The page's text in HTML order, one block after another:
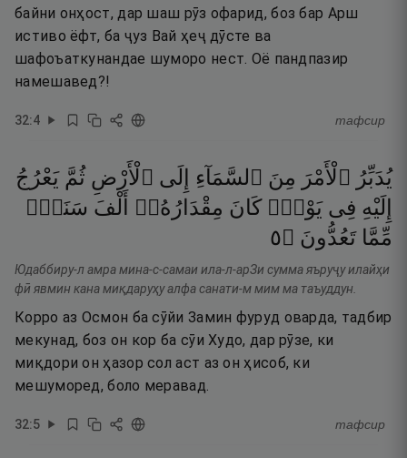
байни онҳост, дар шаш рӯз офарид, боз бар Арш
истиво ёфт, ба ҷуз Вай ҳеҷ дӯсте ва
шафоъаткунандае шуморо нест. Оё пандпазир
намешавед?!
32:4 тафсир
يُدَبِّرُ ٱلْأَمْرَ مِنَ ٱلسَّمَآءِ إِلَى ٱلْأَرْضِ ثُمَّ يَعْرُجُ
إِلَيْهِ فِى يَوْمٍۢ كَانَ مِقْدَارُهُۥٓ أَلْفَ سَنَةٍۢ
مِّمَّا تَعُدُّونَ ۝٥
Юдаббиру-л амра мина-с-самаи ила-л-арЗи сумма яъруҷу илайҳи
фӣ явмин кана миқдаруҳу алфа санати-м мим ма таъуддун.
Корро аз Осмон ба сӯйи Замин фуруд оварда, тадбир
мекунад, боз он кор ба сӯи Худо, дар рӯзе, ки
миқдори он ҳазор сол аст аз он ҳисоб, ки
мешуморед, боло меравад.
32:5 тафсир